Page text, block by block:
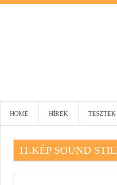
HOME HÍREK TESZTEK
11.KÉP SOUND